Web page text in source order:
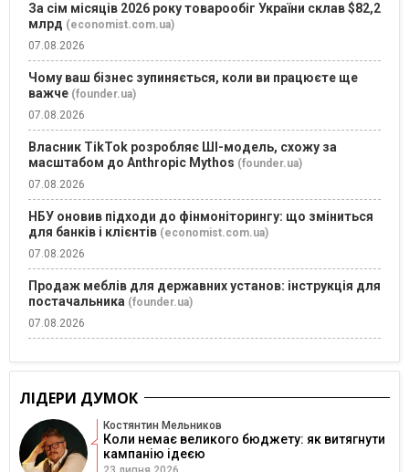
За сім місяців 2026 року товарообіг України склав $82,2
млрд (economist.com.ua)
07.08.2026
Чому ваш бізнес зупиняється, коли ви працюєте ще
важче (founder.ua)
07.08.2026
Власник TikTok розробляє ШІ-модель, схожу за
масштабом до Anthropic Mythos (founder.ua)
07.08.2026
НБУ оновив підходи до фінмоніторингу: що зміниться
для банків і клієнтів (economist.com.ua)
07.08.2026
Продаж меблів для державних установ: інструкція для
постачальника (founder.ua)
07.08.2026
ЛІДЕРИ ДУМОК
Костянтин Мельников
Коли немає великого бюджету: як витягнути
кампанію ідеєю